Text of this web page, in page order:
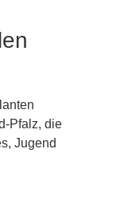
Pfalz, die
Jugend